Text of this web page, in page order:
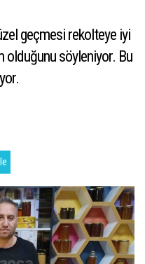
geçmesi rekolteye iyi
olduğunu söyleniyor. Bu